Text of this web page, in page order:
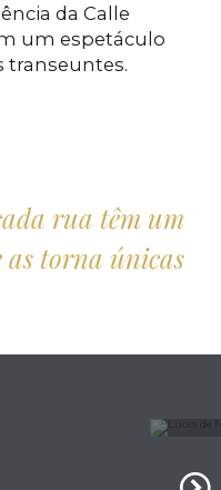
da Calle
um espetáculo
transeuntes.
rua têm um
torna únicas